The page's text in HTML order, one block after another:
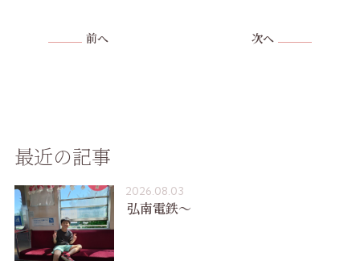
前へ 次へ
最近の記事
2026.08.03
弘南電鉄〜